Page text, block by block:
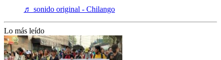
♬ sonido original - Chilango
Lo más leído